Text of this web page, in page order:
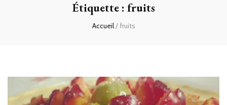
Étiquette : fruits
Accueil/fruits